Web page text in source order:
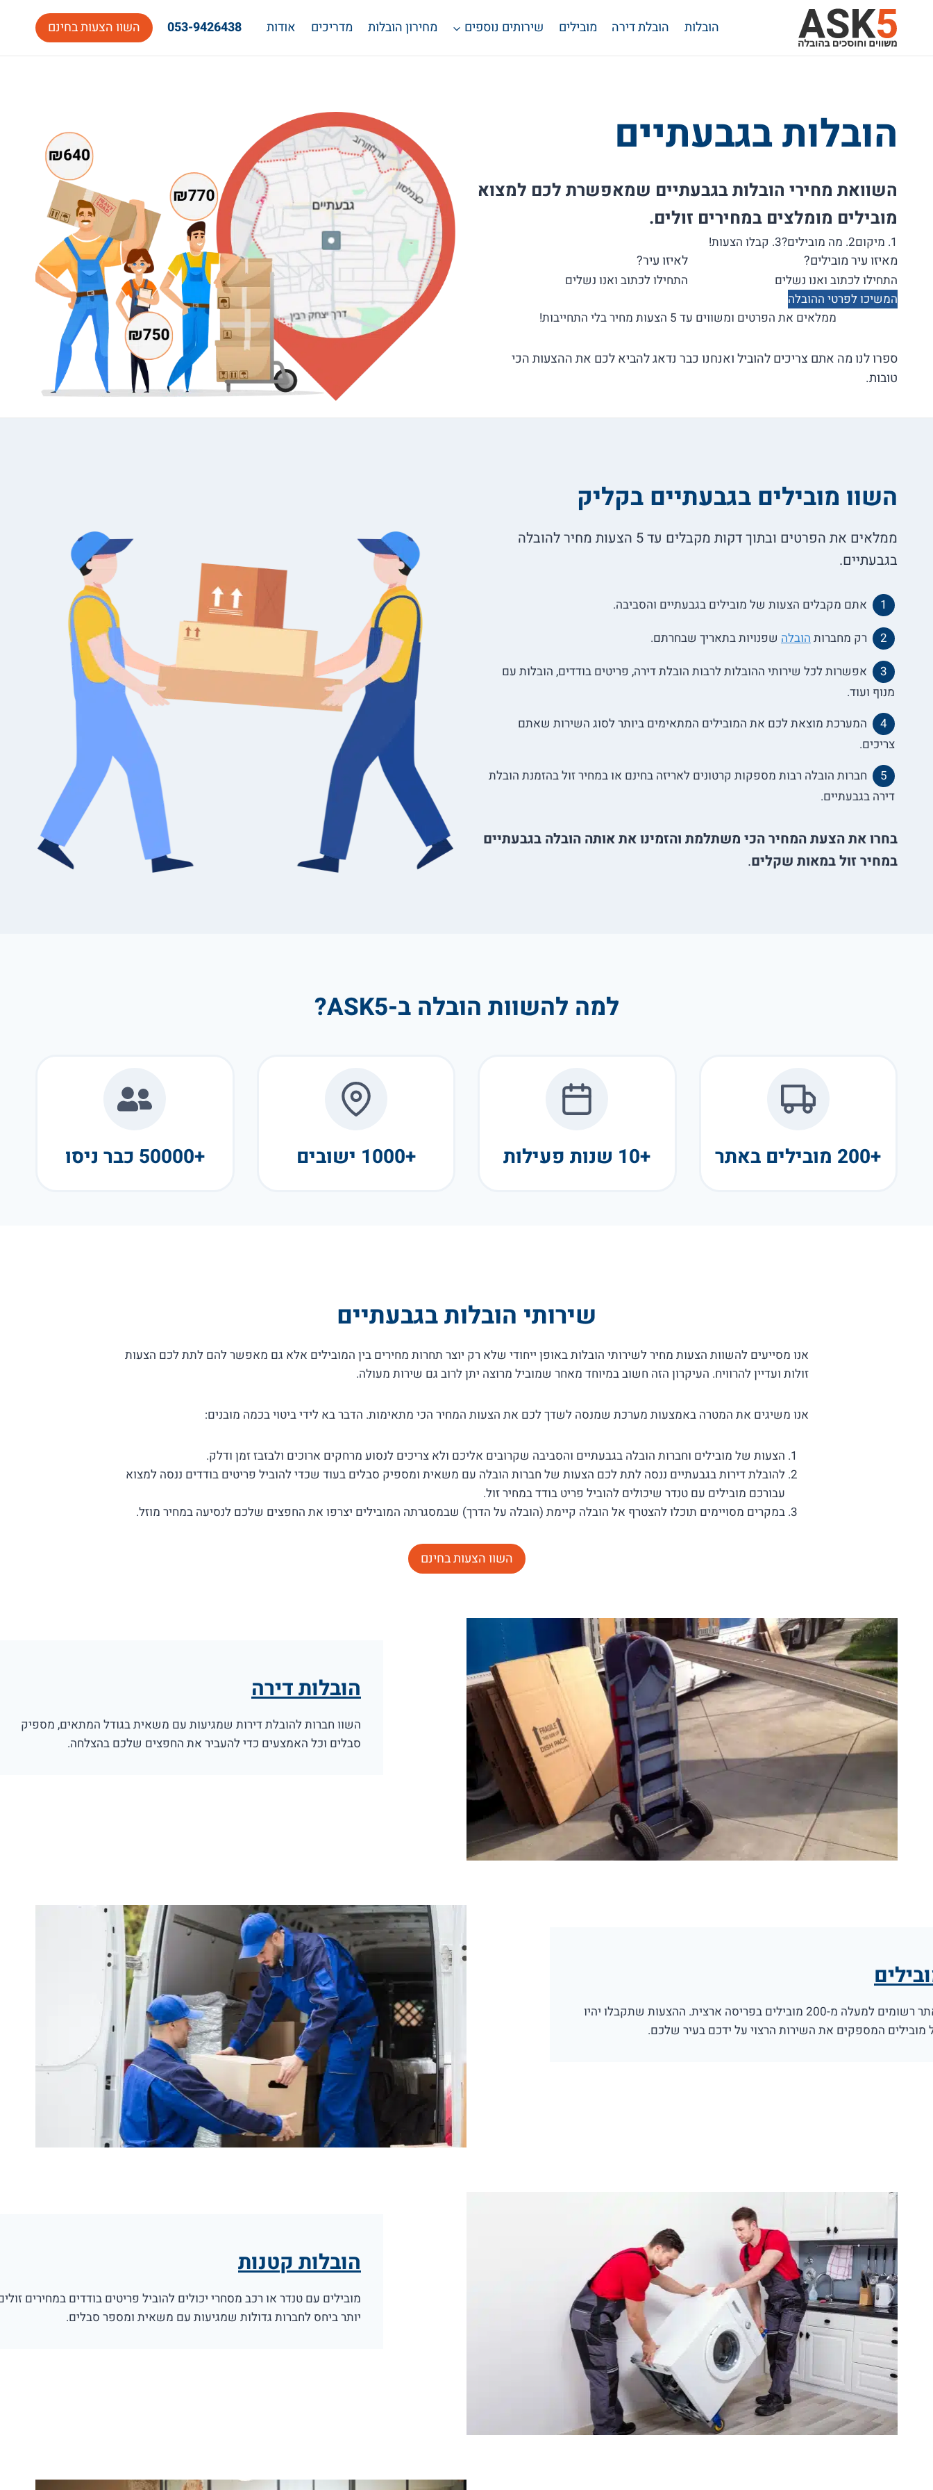
content
הובלות הובלת דירה מובילים שירותים נוספים מחירון הובלות מדריכים אודות 053-9426438 השוו הצעות בחינם
הובלות בגבעתיים
השוואת מחירי הובלות בגבעתיים שמאפשרת לכם למצוא
מובילים מומלצים במחירים זולים.
1. מיקום 2. מה מובילים? 3. קבלו הצעות!
מאיזו עיר מובילים? לאיזו עיר?
המשיכו לפרטי ההובלה
ממלאים את הפרטים ומשווים עד 5 הצעות מחיר בלי התחייבות!
ספרו לנו מה אתם צריכים להוביל ואנחנו כבר נדאג להביא לכם את ההצעות הכי
טובות.
השוו מובילים בגבעתיים בקליק
ממלאים את הפרטים ובתוך דקות מקבלים עד 5 הצעות מחיר להובלה
בגבעתיים.
אתם מקבלים הצעות של מובילים בגבעתיים והסביבה.
רק מחברותהובלה שפנויות בתאריך שבחרתם.
אפשרות לכל שירותי ההובלות לרבות הובלת דירה, פריטים בודדים, הובלות עם
מנוף ועוד.
המערכת מוצאת לכם את המובילים המתאימים ביותר לסוג השירות שאתם
צריכים.
חברות הובלה רבות מספקות קרטונים לאריזה בחינם או במחיר זול בהזמנת הובלת
דירה בגבעתיים.
בחרו את הצעת המחיר הכי משתלמת והזמינו את אותה הובלה בגבעתיים
במחיר זול במאות שקלים.
למה להשוות הובלה ב-ASK5?
+200 מובילים באתר +10 שנות פעילות +1000 ישובים +50000 כבר ניסו
שירותי הובלות בגבעתיים
אנו מסייעים להשוות הצעות מחיר לשירותי הובלות באופן ייחודי שלא רק יוצר תחרות מחירים בין המובילים אלא גם מאפשר להם לתת לכם הצעות
זולות ועדיין להרוויח. העיקרון הזה חשוב במיוחד מאחר שמוביל מרוצה יתן לרוב גם שירות מעולה.
אנו משיגים את המטרה באמצעות מערכת שמנסה לשדך לכם את הצעות המחיר הכי מתאימות. הדבר בא לידי ביטוי בכמה מובנים:
הצעות של מובילים וחברות הובלה בגבעתיים והסביבה שקרובים אליכם ולא צריכים לנסוע מרחקים ארוכים ולבזבז זמן ודלק.
להובלת דירות בגבעתיים ננסה לתת לכם הצעות של חברות הובלה עם משאית ומספיק סבלים בעוד שכדי להוביל פריטים בודדים ננסה למצוא
עבורכם מובילים עם טנדר שיכולים להוביל פריט בודד במחיר זול.
במקרים מסויימים תוכלו להצטרף אל הובלה קיימת (הובלה על הדרך) שבמסגרתה המובילים יצרפו את החפצים שלכם לנסיעה במחיר מוזל.
השוו הצעות בחינם
הובלות דירה
השוו חברות להובלת דירות שמגיעות עם משאית בגודל המתאים, מספיק
סבלים וכל האמצעים כדי להעביר את החפצים שלכם בהצלחה.
באתר רשומים למעלה מ-200 מובילים בפריסה ארצית. ההצעות שתקבלו יהיו
מובילים המספקים את השירות הרצוי על ידכם בעיר שלכם.
הובלות קטנות
מובילים עם טנדר או רכב מסחרי יכולים להוביל פריטים בודדים במחירים
יותר ביחס לחברות גדולות שמגיעות עם משאית ומספר סבלים.